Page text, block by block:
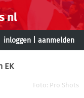
inloggen aanmelden
EK
Foto: Pro Shots